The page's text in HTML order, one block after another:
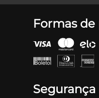
Formas
Segurança